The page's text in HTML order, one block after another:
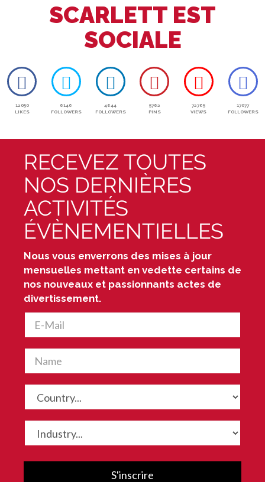
SCARLETT EST
SOCIALE
12050
LIKES
6146
FOLLOWERS
4644
FOLLOWERS
5762
PINS
72765
VIEWS
17077
FOLLOWERS
RECEVEZ TOUTES
NOS DERNIÈRES
ACTIVITÉS
ÉVÈNEMENTIELLES
Nous vous enverrons des mises à jour
mensuelles mettant en vedette certains de
nos nouveaux et passionnants actes de
divertissement.
S'inscrire